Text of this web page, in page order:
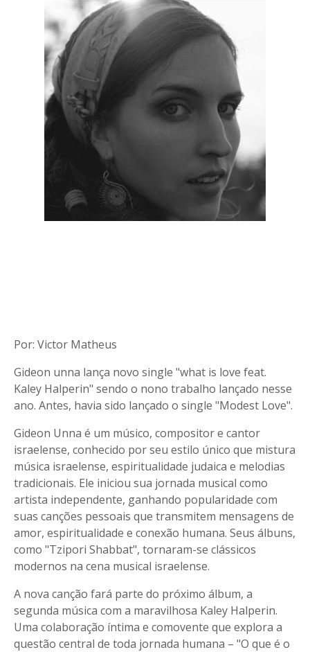
Por: Victor Matheus
Gideon unna lança novo single "what is love feat.
Kaley Halperin" sendo o nono trabalho lançado nesse
ano. Antes, havia sido lançado o single "Modest Love".
Gideon Unna é um músico, compositor e cantor
israelense, conhecido por seu estilo único que mistura
música israelense, espiritualidade judaica e melodias
tradicionais. Ele iniciou sua jornada musical como
artista independente, ganhando popularidade com
suas canções pessoais que transmitem mensagens de
amor, espiritualidade e conexão humana. Seus álbuns,
como "Tzipori Shabbat", tornaram-se clássicos
modernos na cena musical israelense.
A nova canção fará parte do próximo álbum, a
segunda música com a maravilhosa Kaley Halperin.
Uma colaboração íntima e comovente que explora a
questão central de toda jornada humana – "O que é o